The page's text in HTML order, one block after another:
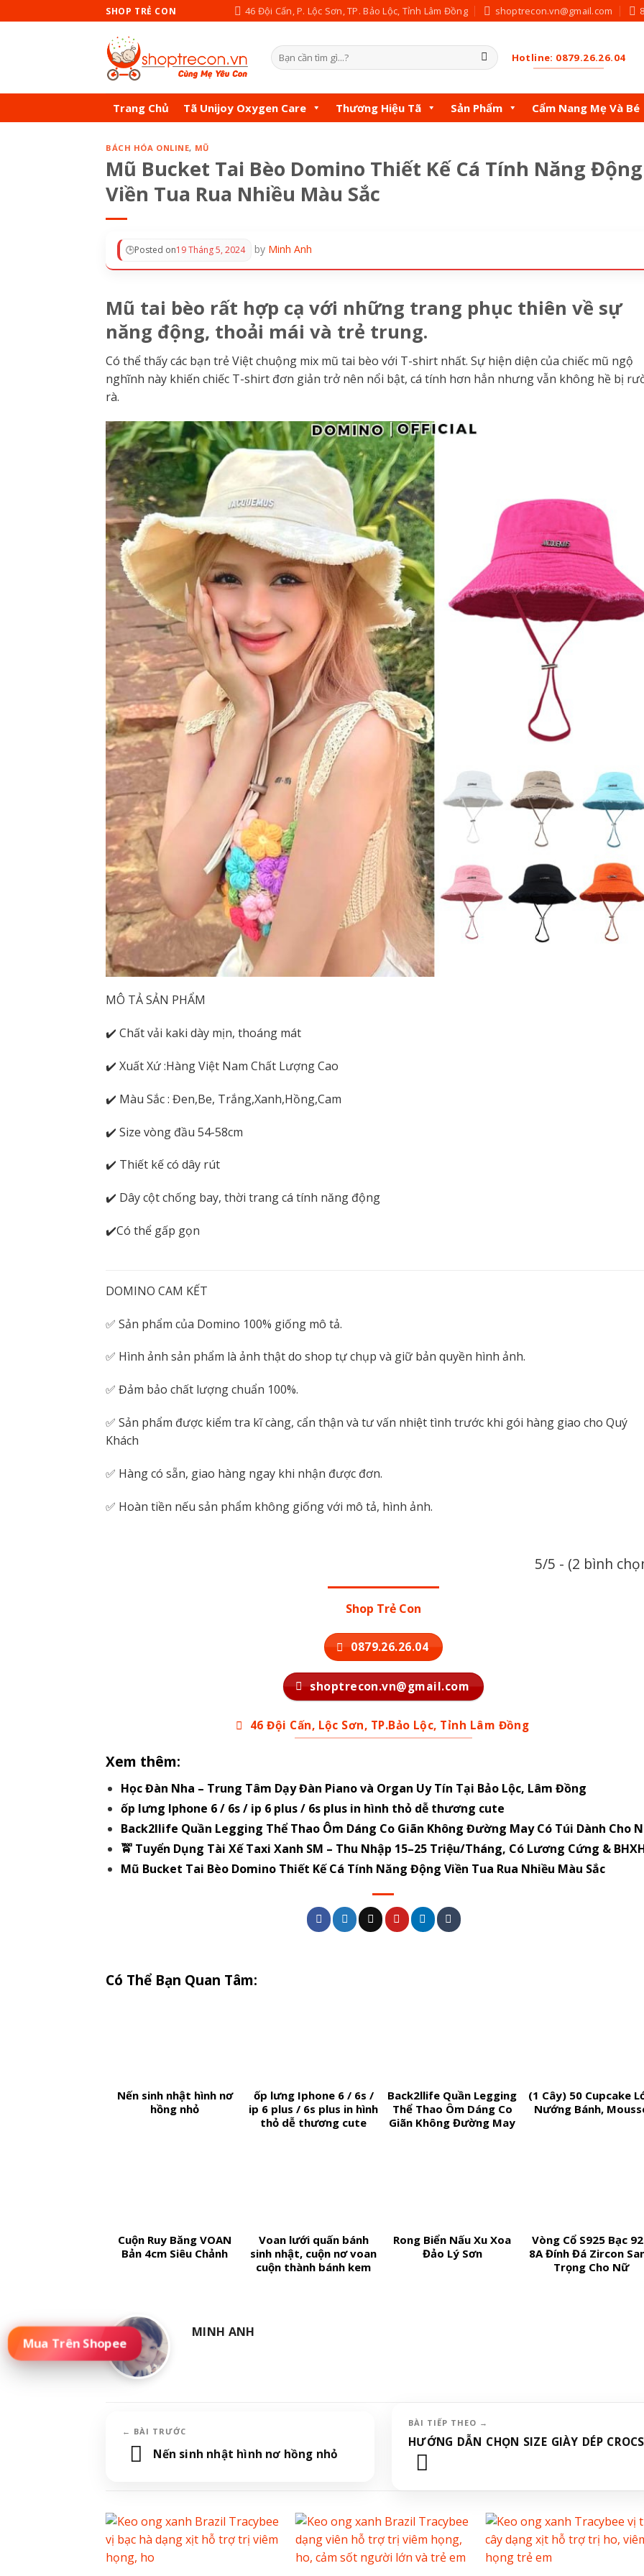
to
SHOP TRẺ CON 46 Đội Cấn, P. Lộc Sơn, TP. Bảo Lộc, Tỉnh Lâm Đồng shoptrecon.vn@gmail.com
Tìm
kiếm:
Hotline: 0879.26.26.04
Trang Chủ Tã Unijoy Oxygen Care Thương Hiệu Tã Sản Phẩm Cẩm Nang Mẹ Và Bé
BÁCH HÓA ONLINE, MŨ
Mũ Bucket Tai Bèo Domino Thiết Kế Cá Tính Năng Động
Viền Tua Rua Nhiều Màu Sắc
Posted on19 Tháng 5, 2024 by Minh Anh
Mũ tai bèo rất hợp cạ với những trang phục thiên về sự
năng động, thoải mái và trẻ trung.
Có thể thấy các bạn trẻ Việt chuộng mix mũ tai bèo với T-shirt nhất. Sự hiện diện của chiếc mũ ngộ
nghĩnh này khiến chiếc T-shirt đơn giản trở nên nổi bật, cá tính hơn hẳn nhưng vẫn không hề bị
rà.
MÔ TẢ SẢN PHẨM
✔️ Chất vải kaki dày mịn, thoáng mát
✔️ Xuất Xứ :Hàng Việt Nam Chất Lượng Cao
✔️ Màu Sắc : Đen,Be, Trắng,Xanh,Hồng,Cam
✔️ Size vòng đầu 54-58cm
✔️ Thiết kế có dây rút
✔️ Dây cột chống bay, thời trang cá tính năng động
✔️Có thể gấp gọn
DOMINO CAM KẾT
✅ Sản phẩm của Domino 100% giống mô tả.
✅ Hình ảnh sản phẩm là ảnh thật do shop tự chụp và giữ bản quyền hình ảnh.
✅ Đảm bảo chất lượng chuẩn 100%.
✅ Sản phẩm được kiểm tra kĩ càng, cẩn thận và tư vấn nhiệt tình trước khi gói hàng giao cho Quý
Khách
✅ Hàng có sẵn, giao hàng ngay khi nhận được đơn.
✅ Hoàn tiền nếu sản phẩm không giống với mô tả, hình ảnh.
5/5 - (2 bình
Shop Trẻ Con
0879.26.26.04
shoptrecon.vn@gmail.com
46 Đội Cấn, Lộc Sơn, TP.Bảo Lộc, Tỉnh Lâm Đồng
Xem thêm:
Học Đàn Nha – Trung Tâm Dạy Đàn Piano và Organ Uy Tín Tại Bảo Lộc, Lâm Đồng
ốp lưng Iphone 6 / 6s / ip 6 plus / 6s plus in hình thỏ dễ thương cute
Back2llife Quần Legging Thể Thao Ôm Dáng Co Giãn Không Đường May Có Túi Dành Cho
🚖 Tuyển Dụng Tài Xế Taxi Xanh SM – Thu Nhập 15–25 Triệu/Tháng, Có Lương Cứng &
Mũ Bucket Tai Bèo Domino Thiết Kế Cá Tính Năng Động Viền Tua Rua Nhiều Màu Sắc
Có Thể Bạn Quan Tâm:
Nến sinh nhật hình nơ
hồng nhỏ
ốp lưng Iphone 6 / 6s /
ip 6 plus / 6s plus in hình
thỏ dễ thương cute
Back2llife Quần Legging
Thể Thao Ôm Dáng Co
Giãn Không Đường May
(1 Cây) 50 Cupcake
Nướng Bánh,
Cuộn Ruy Băng VOAN
Bản 4cm Siêu Chảnh
Voan lưới quấn bánh
sinh nhật, cuộn nơ voan
cuộn thành bánh kem
Rong Biển Nấu Xu Xoa
Đảo Lý Sơn
Vòng Cổ S925 Bạc
8A Đính Đá Zircon
Trọng Cho Nữ
MINH ANH
Nến sinh nhật hình nơ hồng nhỏ
HƯỚNG DẪN CHỌN SIZE GIÀY DÉP CROCS